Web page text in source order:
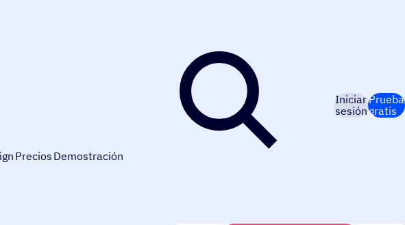
Precios Demostración
Iniciar
sesión
Prueba
gratis